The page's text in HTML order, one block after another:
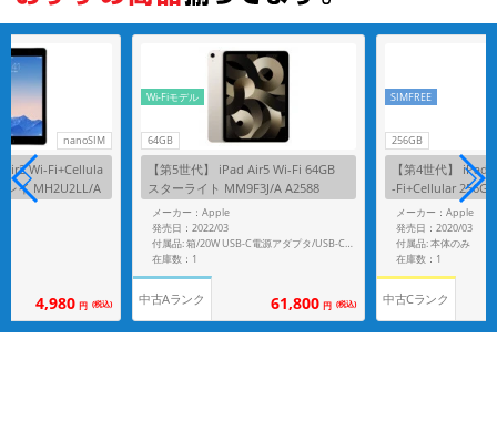
nanoSIM
Wi-Fi+Cellula
レイ MH2U2LL/A
フリー】
4,980 円 (税込)
64GB
Wi-Fiモデル
【第5世代】 iPad Air5 Wi-Fi 64GB
スターライト MM9F3J/A A2588
メーカー：Apple
発売日：2022/03
付属品: 箱/20W USB-C電源アダプタ/USB-C充電ケーブル(1m)/クイックスタートガイド
在庫数：1
中古Aランク 61,800 円 (税込)
256GB
SIMFREE
【第4世代】 iPad
-Fi+Cellular
J/A A2232 【国内
メーカー：Apple
発売日：2020/03
付属品: 本体のみ
在庫数：1
中古Cランク